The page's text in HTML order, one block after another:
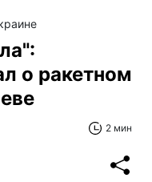
о ракетном
2 мин